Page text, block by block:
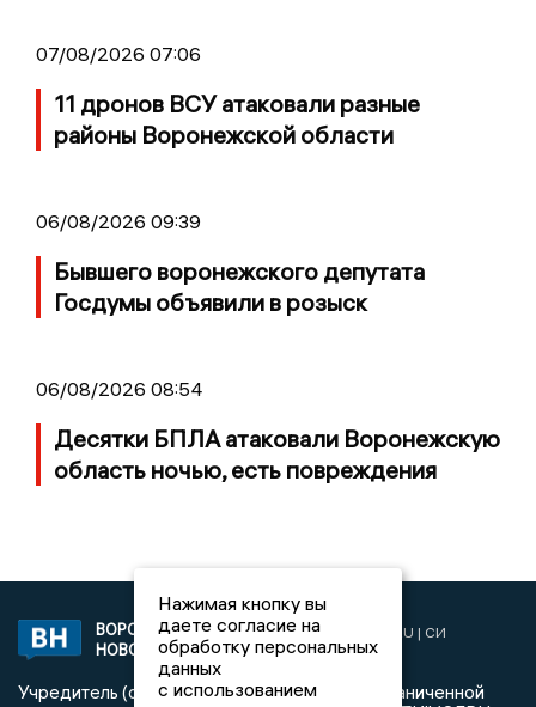
07/08/2026 07:06
11 дронов ВСУ атаковали разные
районы Воронежской области
06/08/2026 09:39
Бывшего воронежского депутата
Госдумы объявили в розыск
06/08/2026 08:54
Десятки БПЛА атаковали Воронежскую
область ночью, есть повреждения
ВОРОНЕЖСКИЕ
НОВОСТИ
2019 © VORONEZHNEWS.RU | СИ
«Воронежские новости»
Учредитель (соучредители): Общество с ограниченной
Нажимая кнопку вы
даете согласие на
обработку персональных
данных
с использованием